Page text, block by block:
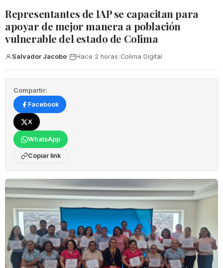
Representantes de IAP se capacitan para
apoyar de mejor manera a población
vulnerable del estado de Colima
Salvador Jacobo Hace 2 horas Colima Digital
Compartir:
Facebook
X
WhatsApp
Copiar link